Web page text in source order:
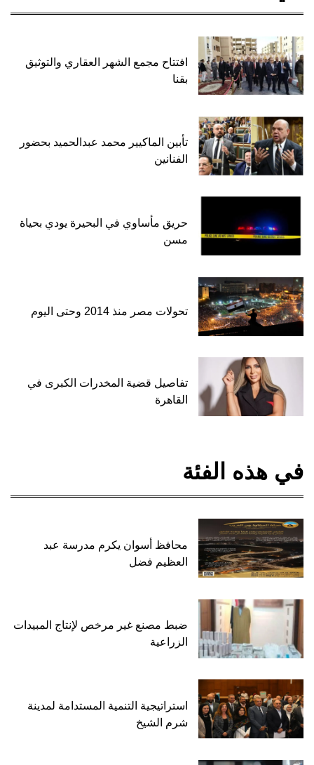
افتتاح مجمع الشهر العقاري والتوثيق
بقنا
تأبين الماكيير محمد عبدالحميد بحضور
الفنانين
حريق مأساوي في البحيرة يودي بحياة
مسن
تحولات مصر منذ 2014 وحتى اليوم
تفاصيل قضية المخدرات الكبرى في
القاهرة
في هذه الفئة
محافظ أسوان يكرم مدرسة عبد
العظيم فضل
ضبط مصنع غير مرخص لإنتاج المبيدات
الزراعية
استراتيجية التنمية المستدامة لمدينة
شرم الشيخ